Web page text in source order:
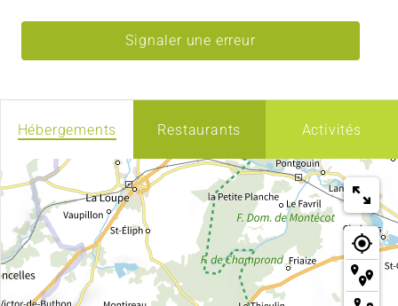
Signaler une erreur
Hébergements Restaurants Activités